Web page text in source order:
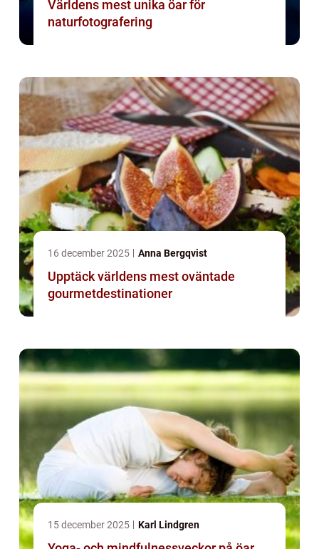
Världens mest unika öar för
naturfotografering
16 december 2025 Anna Bergqvist
Upptäck världens mest oväntade
gourmetdestinationer
15 december 2025 Karl Lindgren